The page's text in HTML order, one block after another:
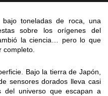
toneladas de roca, una
sobre los orígenes del
la ciencia… pero lo que
completo.
Bajo la tierra de Japón,
sensores dorados lleva casi
del universo que escapan a